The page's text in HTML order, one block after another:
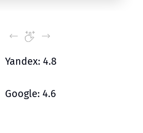
Yandex: 4.8
Google: 4.6